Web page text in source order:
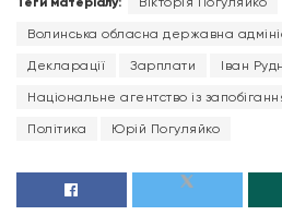
Волинська обласна державна
Декларації Зарплати Іван
Національне агентство із
Політика Юрій Погуляйко